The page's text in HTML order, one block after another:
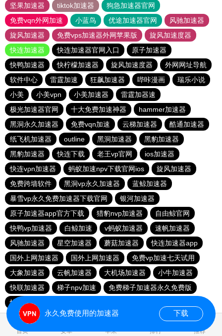
坚果加速器
tiktok加速器
狗急加速器官网
免费vqn外网加速
小蓝鸟 优途加速器官网
风驰加速器
旋风加速器
免费vps加速器外网苹果版
旋风加速度器
快连加速器
快连加速器官网入口
原子加速器
快鸭加速器
快柠檬加速器 旋风加速度器
外网网址导航
软件中心
雷霆加速 狂飙加速器 哔咔漫画
瑞乐小说
小美
小美vpn 小美加速器
雷霆加器速
极光加速器官网
十大免费加速神器
hammer加速器
黑洞永久加速器
免费vqn加速 云梯加速器
酷通加速器
纸飞机加速器
outline 黑洞加速器
黑豹加速器
黑豹加速器
快连下载 老王vp官网
ios加速器
快连vρn加速器
蚂蚁加速npv下载官网ios
旋风加速器
免费跨墙软件
黑洞vp永久加速器
蓝鲸加速器
暴雪vp永久免费加速器下载官网
银河加速器
原子加速器app官方下载
猎豹nvp加速器
自由鲸官网
快鸭vp加速器
白鲸加速 v蚂蚁加速器
速帆加速器
风驰加速器
星空加速器 蘑菇加速器
快连加速器app
国外上网加速器
国外上网加速器
免费vp加速七天试用
大象加速器
云帆加速器 大机场加速器
小牛加速器
快联加速器
梯子npv加速
免费梯子加速器永久免费版
快连加速器app
首页 安卓 苹果 排行 推荐
永久免费使用的加速器 下载
0.028402s